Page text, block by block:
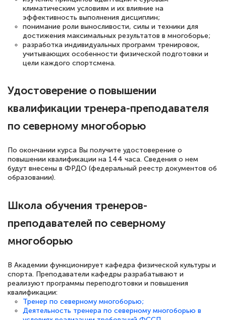
пособий и учебников доступно на время
прохождения курса, удобная система
аттестации, проблем не возникло ни на
каком этапе…
климатическим условиям и их влияние на
эффективность выполнения дисциплин;
понимание роли выносливости, силы и техники для
достижения максимальных результатов в многоборье;
разработка индивидуальных программ тренировок,
учитывающих особенности физической подготовки и
цели каждого спортсмена.
Удостоверение о повышении
квалификации тренера-преподавателя
по северному многоборью
По окончании курса Вы получите удостоверение о
повышении квалификации на 144 часа. Сведения о нем
будут внесены в ФРДО (федеральный реестр документов об
образовании).
Школа обучения тренеров-
преподавателей по северному
многоборью
В Академии функционирует кафедра физической культуры и
спорта. Преподаватели кафедры разрабатывают и
реализуют программы переподготовки и повышения
квалификации:
Тренер по северному многоборью;
Деятельность тренера по северному многоборью в